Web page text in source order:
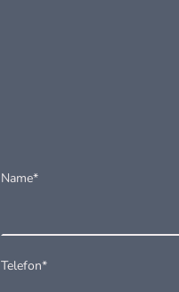
Name*
Telefon*